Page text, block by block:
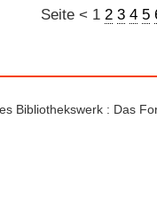
Seite < 1 2 3 4 5
Bibliothekswerk : Das